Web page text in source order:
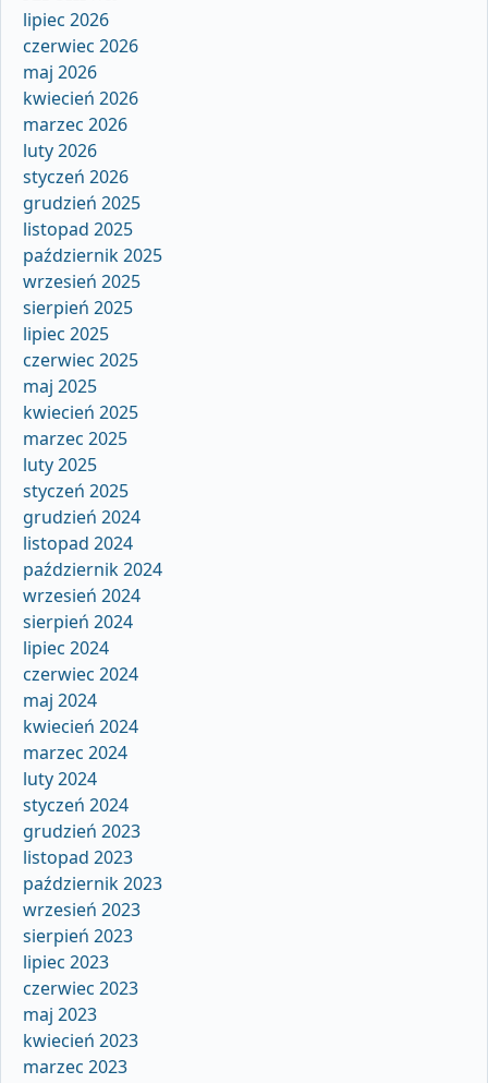
lipiec 2026
czerwiec 2026
maj 2026
kwiecień 2026
marzec 2026
luty 2026
styczeń 2026
grudzień 2025
listopad 2025
październik 2025
wrzesień 2025
sierpień 2025
lipiec 2025
czerwiec 2025
maj 2025
kwiecień 2025
marzec 2025
luty 2025
styczeń 2025
grudzień 2024
listopad 2024
październik 2024
wrzesień 2024
sierpień 2024
lipiec 2024
czerwiec 2024
maj 2024
kwiecień 2024
marzec 2024
luty 2024
styczeń 2024
grudzień 2023
listopad 2023
październik 2023
wrzesień 2023
sierpień 2023
lipiec 2023
czerwiec 2023
maj 2023
kwiecień 2023
marzec 2023